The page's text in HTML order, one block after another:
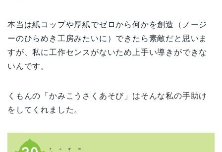
本当は紙コップや厚紙でゼロから何かを創造（ノージ
ーのひらめき工房みたいに）できたら素敵だと思いま
すが、私に工作センスがないため上手い導きができな
いんです。
くもんの「かみこうさくあそび」はそんな私の手助け
をしてくれました。